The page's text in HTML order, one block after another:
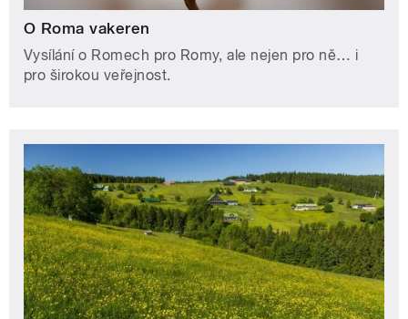
O Roma vakeren
Vysílání o Romech pro Romy, ale nejen pro ně… i
pro širokou veřejnost.